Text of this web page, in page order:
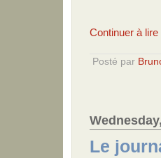
Continuer à
Posté par
Le